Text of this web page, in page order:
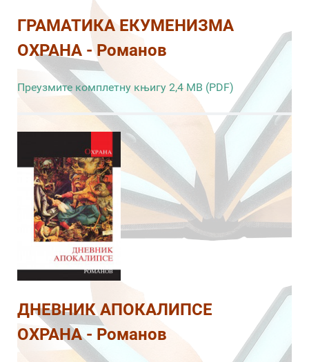
ГРАМАТИКА ЕКУМЕНИЗМА
ОХРАНА - Романов
Преузмите комплетну књигу 2,4 MB (PDF)
ДНЕВНИК АПОКАЛИПСЕ
ОХРАНА - Романов